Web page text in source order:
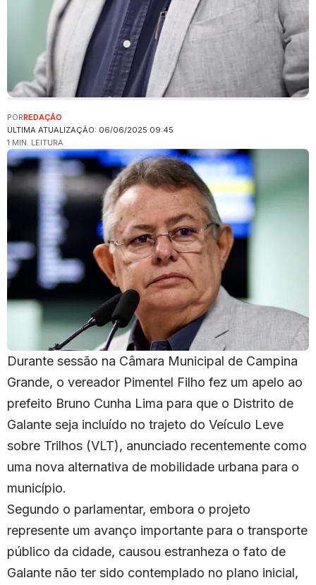
ULTIMA ATUALIZAÇÃO: 06/06/2025 09:45
PORREDAÇÃO
1 MIN. LEITURA
Durante sessão na Câmara Municipal de Campina
Grande, o vereador Pimentel Filho fez um apelo ao
prefeito Bruno Cunha Lima para que o Distrito de
Galante seja incluído no trajeto do Veículo Leve
sobre Trilhos (VLT), anunciado recentemente como
uma nova alternativa de mobilidade urbana para o
município.
Segundo o parlamentar, embora o projeto
represente um avanço importante para o transporte
público da cidade, causou estranheza o fato de
Galante não ter sido contemplado no plano inicial,